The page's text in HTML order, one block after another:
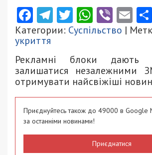
Facebook
Telegram
TwitterViber
Категории: Суспільство |
укриття
Рекламні блоки дають
залишатися незалежними
отримувати найсвіжіші
Приєднуйтесь також до 49000 в Google
за останніми новинами!
Приєднатися